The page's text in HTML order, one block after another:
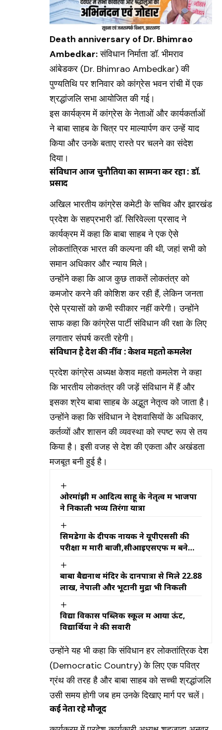
Death anniversary of Dr. Bhimrao
Ambedkar:संविधान निर्माता डॉ. भीमराव
आंबेडकर (Dr. Bhimrao Ambedkar) की
पुण्यतिथि पर शनिवार को कांग्रेस भवन रांची में एक
श्रद्धांजलि सभा आयोजित की गई।
इस कार्यक्रम में कांग्रेस के नेताओं और कार्यकर्ताओं
ने बाबा साहब के चित्र पर माल्यार्पण कर उन्हें याद
किया और उनके बताए रास्ते पर चलने का संदेश
दिया।
संविधान आज चुनौतियों का सामना कर रहा : डॉ.
प्रसाद
अखिल भारतीय कांग्रेस कमेटी के सचिव और झारखंड
प्रदेश के सहप्रभारी डॉ. सिरिवेल्ला प्रसाद ने
कार्यक्रम में कहा कि बाबा साहब ने एक ऐसे
लोकतांत्रिक भारत की कल्पना की थी, जहां सभी को
समान अधिकार और न्याय मिले।
उन्होंने कहा कि आज कुछ ताकतें लोकतंत्र को
कमजोर करने की कोशिश कर रही हैं, लेकिन जनता
ऐसे प्रयासों को कभी स्वीकार नहीं करेगी। उन्होंने
साफ कहा कि कांग्रेस पार्टी संविधान की रक्षा के लिए
लगातार संघर्ष करती रहेगी।
संविधान है देश की नींव : केशव महतो कमलेश
प्रदेश कांग्रेस अध्यक्ष केशव महतो कमलेश ने कहा
कि भारतीय लोकतंत्र की जड़ें संविधान में हैं और
इसका श्रेय बाबा साहब के अद्भुत नेतृत्व को जाता है।
उन्होंने कहा कि संविधान ने देशवासियों के अधिकार,
कर्तव्यों और शासन की व्यवस्था को स्पष्ट रूप से तय
किया है। इसी वजह से देश की एकता और अखंडता
मजबूत बनी हुई है।
ओरमांझी में आदित्य साहू के नेतृत्व में भाजपा
ने निकाली भव्य तिरंगा यात्रा
सिमडेगा के दीपक नायक ने यूपीएससी की
परीक्षा में मारी बाजी,सीआइएसएफ में बने
बाबा बैद्यनाथ मंदिर के दानपात्रों से मिले ₹22.88
लाख, नेपाली और भूटानी मुद्रा भी निकली
विद्या विकास पब्लिक स्कूल में आया ऊंट,
विद्यार्थियों ने की सवारी
उन्होंने यह भी कहा कि संविधान हर लोकतांत्रिक देश
(Democratic Country) के लिए एक पवित्र
ग्रंथ की तरह है और बाबा साहब को सच्ची श्रद्धांजलि
उसी समय होगी जब हम उनके दिखाए मार्ग पर चलें।
कई नेता रहे मौजूद